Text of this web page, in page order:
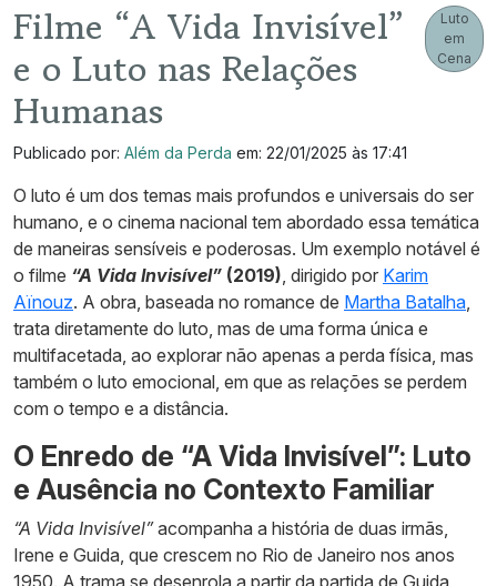
Filme “A Vida Invisível”
e o Luto nas Relações
Humanas
Luto
em
Cena
Publicado por: Além da Perda em: 22/01/2025 às 17:41
O luto é um dos temas mais profundos e universais do ser
humano, e o cinema nacional tem abordado essa temática
de maneiras sensíveis e poderosas. Um exemplo notável é
o filme “A Vida Invisível” (2019), dirigido por Karim
Aïnouz. A obra, baseada no romance de Martha Batalha,
trata diretamente do luto, mas de uma forma única e
multifacetada, ao explorar não apenas a perda física, mas
também o luto emocional, em que as relações se perdem
com o tempo e a distância.
O Enredo de “A Vida Invisível”: Luto
e Ausência no Contexto Familiar
“A Vida Invisível”acompanha a história de duas irmãs,
Irene e Guida, que crescem no Rio de Janeiro nos anos